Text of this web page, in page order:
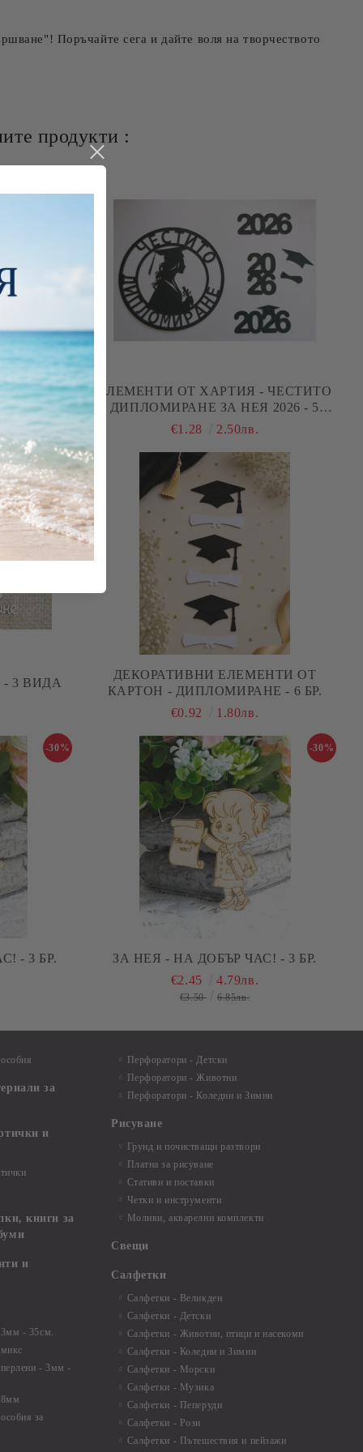
Поръчайте сега и дайте воля на творчеството
продукти :
- 4 БРОЯ
ЕЛЕМЕНТИ ОТ ХАРТИЯ - ЧЕСТИТО
ДИПЛОМИРАНЕ ЗА НЕЯ 2026 - 5
ЕЛЕМЕНТА
€1.28 2.50лв.
3 ВИДА
ДЕКОРАТИВНИ ЕЛЕМЕНТИ ОТ
КАРТОН - ДИПЛОМИРАНЕ - 6 БР.
€0.92
1.80лв.
- 3 БР.
-30%
ЗА НЕЯ - НА ДОБЪР ЧАС! - 3 БР.
-30%
€2.45 4.79лв.
€3.50 6.85лв.
за
и
книги за
и
3мм - 35см.
- 3мм -
8мм
за
Перфоратори - Детски
Перфоратори - Животни
Перфоратори - Коледни и Зимни
Рисуване
Грунд и почистващи разтвори
Платна за рисуване
Стативи и поставки
Четки и инструменти
Моливи, акварелни комплекти
Свещи
Салфетки
Салфетки - Великден
Салфетки - Детски
Салфетки - Животни, птици и насекоми
Салфетки - Коледни и Зимни
Салфетки - Морски
Салфетки - Музика
Салфетки - Пеперуди
Салфетки - Рози
Салфетки - Пътешествия и пейзажи